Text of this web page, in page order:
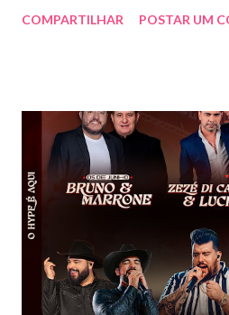
de hits, Bruninho & Davi
única, com o público cantando junto
2018, o projeto Violada BeD se
registrada da carreira da dupla,
imersivo, com horas de duração,
do sertanejo com homenagens a
Bruninho & Davi transitam com
releituras de artistas como Sandy &
Detonautas, cria...
COMPARTILHAR POSTAR UM